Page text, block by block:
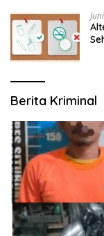
Berita Kriminal